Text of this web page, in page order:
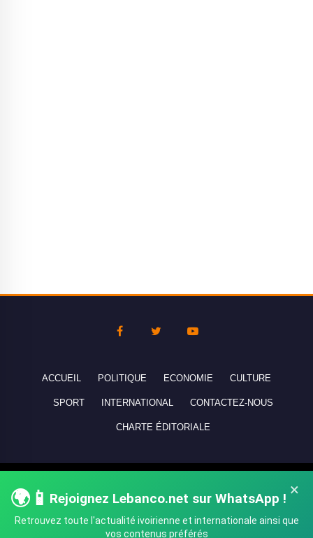
×
🌍📱 Rejoignez Lebanco.net sur WhatsApp !
Retrouvez toute l'actualité ivoirienne et internationale ainsi que
vos contenus préférés
ACCUEIL POLITIQUE ECONOMIE CULTURE
SPORT INTERNATIONAL CONTACTEZ-NOUS
CHARTE ÉDITORIALE
réservés - All rights reserved.